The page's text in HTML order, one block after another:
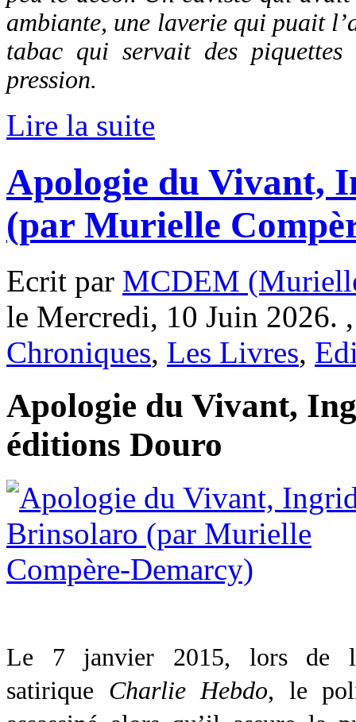
ambiante, une laverie qui puait
tabac qui servait des
pression.
Lire la suite
Apologie du Vivant,
(par Murielle
Ecrit par MCDEM
le Mercredi, 10 Juin 2026.
Chroniques, Les Livres,
Apologie du Vivant,
éditions Douro
Le 7 janvier 2015, lors de
satirique Charlie Hebdo, le